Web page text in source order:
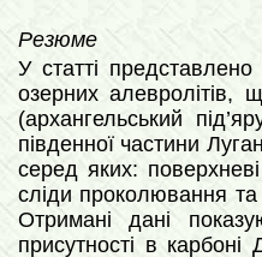
Резюме
У статті
озерних алевролітів,
(архангельський
південної частини
серед яких:
сліди проколювання
Отримані дані
присутності в